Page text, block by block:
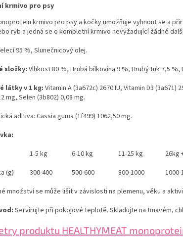
krmivo pro psy
krmivo pro psy a kočky umožňuje vyhnout se a
ryb a jedná se o kompletní krmivo nevyžadující žádné
95 %, Slunečnicový olej.
složky:Vlhkost 80 %, Hrubá bílkovina 9 %, Hrubý tuk 7,5
látky v 1 kg: Vitamin A (3a672c) 2670 IU, Vitamin D3
mg, Selen (3b802) 0,08 mg.
aditiva: Cassia guma (1f499) 1062,50 mg.
1-5 kg 6-10 kg 11-25 kg
26kg
(g)
300-400 500-600 800-1000
1000-
množství se může lišit v závislosti na plemenu, věku a
Servírujte při pokojové teplotě. Skladujte na tmavém,
produktu HEALTHYMEAT